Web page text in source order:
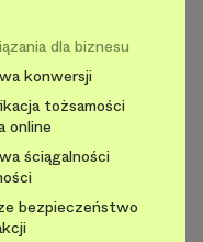
dla biznesu
konwersji
tożsamości
online
ściągalności
bezpieczeństwo